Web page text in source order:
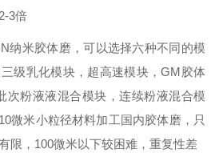
3倍
纳米胶体磨，可以选择六种不同的模
级乳化模块，超高速模块，GM胶体
次粉液液混合模块，连续粉液混合模
微米小粒径材料加工国内胶体磨，只
限，100微米以下较困难，重复性差